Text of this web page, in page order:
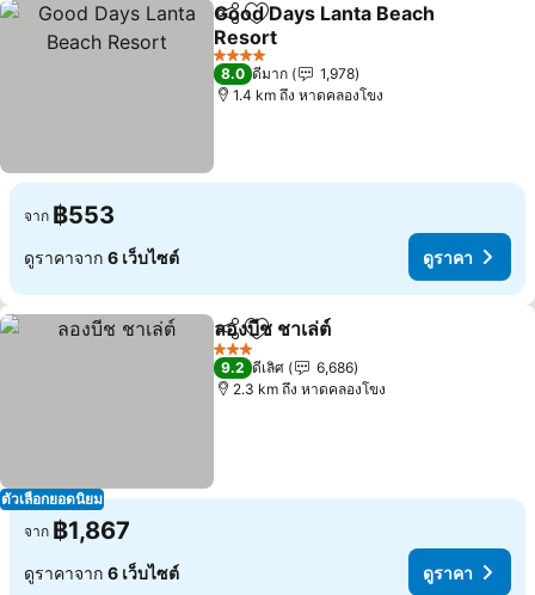
แชร์ เพิ่มในรายการโปรด
Good Days Lanta Beach
Resort
ดูราคา
4 ดาว
8.0 ดีมาก
1,978
1.4 km ถึง หาดคลองโขง
จาก ฿553
ดูราคาจาก 6 เว็บไซต์ ดูราคา
ตัวเลือกยอดนิยม
แชร์ เพิ่มในรายการโปรด
ลองบีช ชาเล่ต์
3 ดาว
9.2 ดีเลิศ
6,686
2.3 km ถึง หาดคลองโขง
จาก ฿1,867
ดูราคาจาก 6 เว็บไซต์ ดูราคา